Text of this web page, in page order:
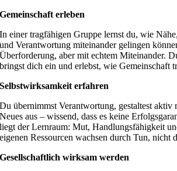
Gemeinschaft erleben
In einer tragfähigen Gruppe lernst du, wie
und Verantwortung miteinander gelingen
Überforderung, aber mit echtem Miteinander.
bringst dich ein und erlebst, wie Gemeinschaft
Selbstwirksamkeit erfahren
Du übernimmst Verantwortung, gestaltest aktiv
Neues aus – wissend, dass es keine
liegt der Lernraum: Mut, Handlungsfähigkeit
eigenen Ressourcen wachsen durch Tun, nicht
Gesellschaftlich wirksam werden